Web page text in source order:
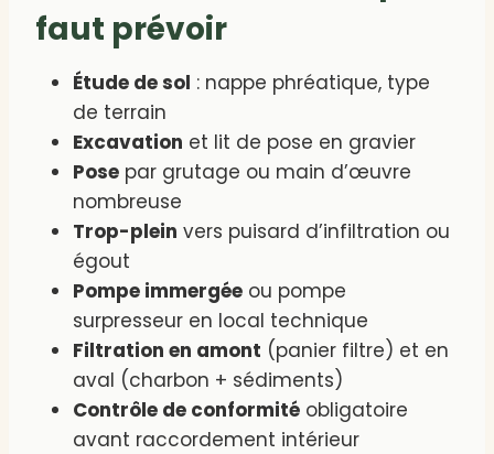
faut prévoir
Étude de sol : nappe phréatique, type
de terrain
Excavation et lit de pose en gravier
Pose par grutage ou main d’œuvre
nombreuse
Trop-plein vers puisard d’infiltration ou
égout
Pompe immergée ou pompe
surpresseur en local technique
Filtration en amont (panier filtre) et en
aval (charbon + sédiments)
Contrôle de conformité obligatoire
avant raccordement intérieur